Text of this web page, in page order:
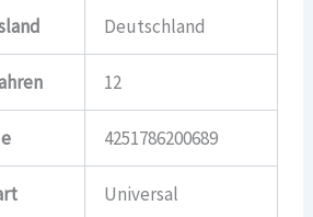
Deutschland
12
4251786200689
Universal